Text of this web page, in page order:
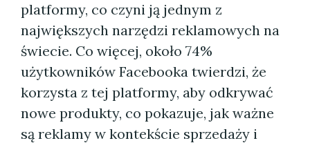
platformy, co czyni ją jednym z
największych narzędzi reklamowych na
świecie. Co więcej, około 74%
użytkowników Facebooka twierdzi, że
korzysta z tej platformy, aby odkrywać
nowe produkty, co pokazuje, jak ważne
są reklamy w kontekście sprzedaży i